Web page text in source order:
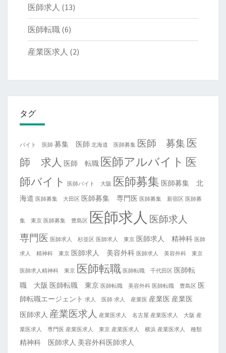
医師求人 (13)
医師転職 (6)
産業医求人 (2)
タグ
バイト 医師 募集 医師 北海道 医師募集 医師 募集 医
師 求人 医師 転職 医師アルバイト 医
師バイト
医師バイト 大阪 医師募集 医師募集 北
海道 医師募集 大田区 医師募集 専門医 医師募集 新宿区 医師募
集 東京 医師募集 豊島区 医師求人 医師求人
専門医 医師求人 杉並区 医師求人 東京 医師求人 精神科 医師
求人 精神科 東京 医師求人 美容外科 医師求人 美容外科 東京
医師求人精神科 東京 医師転職 医師転職 千代田区 医師転
職 大阪 医師転職 東京 医師転職 美容外科 医師転職 豊島区 医
師転職エージェント 求人 医師 求人 産業医 産業医 産業医
医師求人 産業医求人 産業医求人 名古屋 産業医求人 大阪 産
業医求人 専門医 産業医求人 東京 産業医求人 横浜 産業医求人 種類
精神科 医師求人 美容外科医師求人